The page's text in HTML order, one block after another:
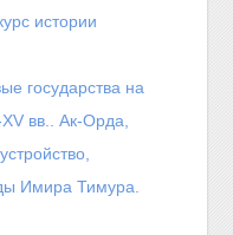
истории
государства на
вв.. Ак-Орда,
Имира Тимура.